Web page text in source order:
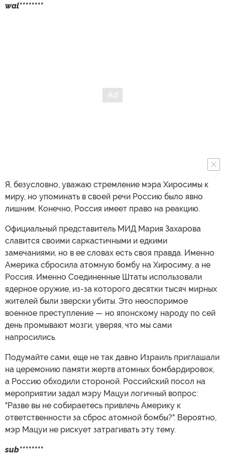
wal********
Я, безусловно, уважаю стремление мэра Хиросимы к
миру, но упоминать в своей речи Россию было явно
лишним. Конечно, Россия имеет право на реакцию.
Официальный представитель МИД Мария Захарова
славится своими саркастичными и едкими
замечаниями, но в ее словах есть своя правда. Именно
Америка сбросила атомную бомбу на Хиросиму, а не
Россия. Именно Соединенные Штаты использовали
ядерное оружие, из-за которого десятки тысяч мирных
жителей были зверски убиты. Это неоспоримое
военное преступление — но японскому народу по сей
день промывают мозги, уверяя, что мы сами
напросились.
Подумайте сами, еще не так давно Израиль приглашали
на церемонию памяти жертв атомных бомбардировок,
а Россию обходили стороной. Российский посол на
мероприятии задал мэру Мацуи логичный вопрос:
"Разве вы не собираетесь привлечь Америку к
ответственности за сброс атомной бомбы?". Вероятно,
мэр Мацуи не рискует затрагивать эту тему.
sub********